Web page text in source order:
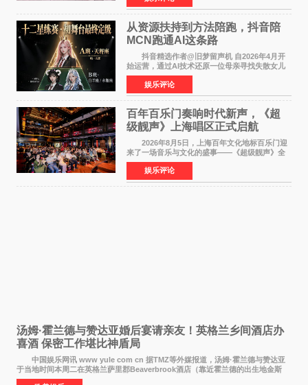
人参与的作品亦曾
从资源扶持到方法陪跑，抖音陪
MCN跑通AI这条路
抖音精选作者@旧梦留声机 自2026年4月开
始运营，通过AI技术还原一位母亲寻找失散女儿
的故事，凭借强情感表达获得大量用户关注，发
布仅21小时便获得超1亿曝光、超1000万互动。
此后，账号持续沿
娱乐评论
百年百乐门奏响时代新声，《超
级靓声》上海唱区正式启航
2026年8月5日，上海百年文化地标百乐门迎
来了一场音乐与文化的盛事——《超级靓声》全
国励志音乐公益节目上海唱区新闻发布会暨启动
仪式在此隆重举行。各界领导、嘉宾与媒体朋友
齐聚一堂，共同
娱乐评论
汤姆·霍兰德与赞达亚婚后宴请亲友！英格兰乡间酒店办
喜酒 保密工作堪比神盾局
中国娱乐网讯 www yule com cn 据TMZ等外媒报道，汤姆·霍兰德与赞达亚
于当地时间本周二在英格兰萨里郡Beaverbrook酒店（靠近霍兰德的出生地金斯
顿）举办婚宴，邀请家人与朋友们喝喜酒，庆祝